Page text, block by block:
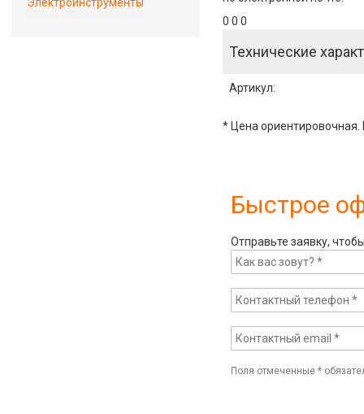
0 0 0
Технические
Артикул:
* Цена ориентировочная.
Быстрое
Отправьте заявку,
Поля отмеченные*